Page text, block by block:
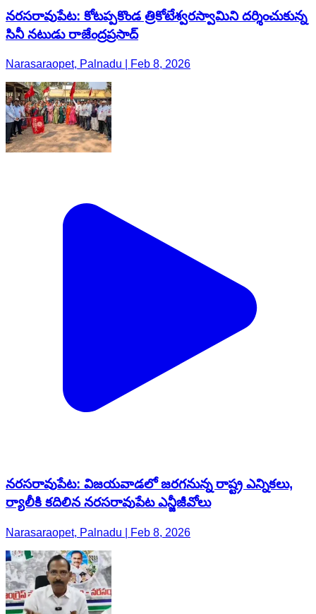
నరసరావుపేట: కోటప్పకొండ త్రికోటేశ్వరస్వామిని దర్శించుకున్న
సినీ నటుడు రాజేంద్రప్రసాద్
Narasaraopet, Palnadu | Feb 8, 2026
నరసరావుపేట: విజయవాడలో జరగనున్న రాష్ట్ర ఎన్నికలు,
ర్యాలీకి కదిలిన నరసరావుపేట ఎన్జీజీవోలు
Narasaraopet, Palnadu | Feb 8, 2026